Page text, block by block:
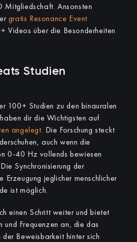
Ansonsten
gratis Resonance Event
Videos über die Besonderheiten
Studien
100+ Studien zu den binauralen
dir die Wichtigsten auf
angelegt. Die Forschung steckt
auch wenn die
0-40 Hz vollends bewiesen
Synchronisierung der
Erzeugung jeglicher menschlicher
ist möglich.
einen Schritt weiter und bietet
und Frequenzen an, die das
der Beweisbarkeit hinter sich